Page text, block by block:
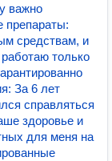
важно
препараты:
средствам, и
только
За 6 лет
справляться
здоровье и
для меня на